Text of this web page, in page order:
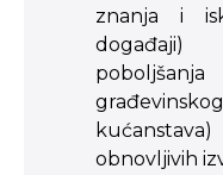
znanja i
događaji)
obnovljivih